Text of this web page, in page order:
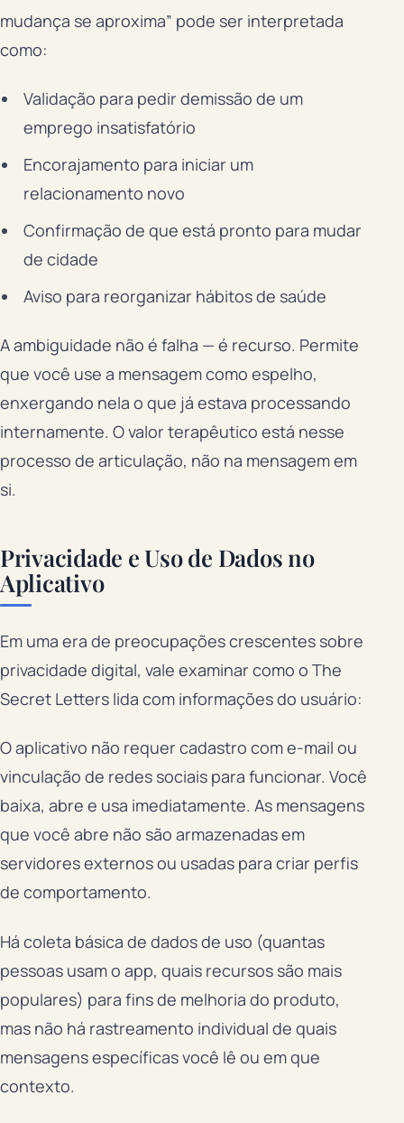
mudança se aproxima” pode ser interpretada
como:
Validação para pedir demissão de um
emprego insatisfatório
Encorajamento para iniciar um
relacionamento novo
Confirmação de que está pronto para mudar
de cidade
Aviso para reorganizar hábitos de saúde
A ambiguidade não é falha — é recurso. Permite
que você use a mensagem como espelho,
enxergando nela o que já estava processando
internamente. O valor terapêutico está nesse
processo de articulação, não na mensagem em
si.
Privacidade e Uso de Dados no
Aplicativo
Em uma era de preocupações crescentes sobre
privacidade digital, vale examinar como o The
Secret Letters lida com informações do usuário:
O aplicativo não requer cadastro com e-mail ou
vinculação de redes sociais para funcionar. Você
baixa, abre e usa imediatamente. As mensagens
que você abre não são armazenadas em
servidores externos ou usadas para criar perfis
de comportamento.
Há coleta básica de dados de uso (quantas
pessoas usam o app, quais recursos são mais
populares) para fins de melhoria do produto,
mas não há rastreamento individual de quais
mensagens específicas você lê ou em que
contexto.